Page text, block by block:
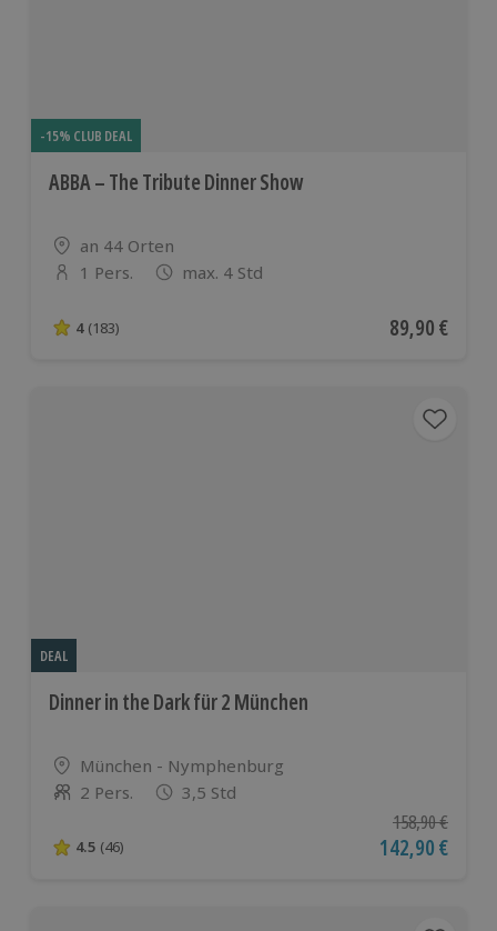
-15% CLUB DEAL
ABBA – The Tribute Dinner Show
Standort
an 44 Orten
Anzahl der Teilnehmer
1 Pers. max. 4 Std
4 von 5 Sternen basierend auf 183 Bewertungen
4 (183) Aktueller
89,90 €
DEAL
Dinner in the Dark für 2 München
Standort
München - Nymphenburg
Anzahl der Teilnehmer
2 Pers. 3,5 Std
4.5 von 5 Sternen basierend auf 46 Bewertungen
4.5 (46)
Ursprünglicher
158,90 €
Aktueller Preis
142,90 €